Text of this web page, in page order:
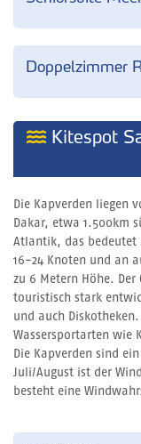
Doppelzimmer
Kitespot
Die Kapverden liegen
Dakar, etwa 1.500km
Atlantik, das bedeutet
16-24 Knoten und an
zu 6 Metern Höhe.
touristisch stark
und auch
Wassersportarten wie
Die Kapverden sind
Juli/August ist der
besteht eine